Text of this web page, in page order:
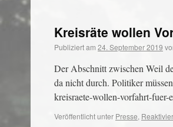
Kreisräte wollen
Publiziert am 24. September 2019
Der Abschnitt zwischen Weil
da nicht durch. Politiker
kreisraete-wollen-vorfahrt-fuer-
Veröffentlicht unter Presse,